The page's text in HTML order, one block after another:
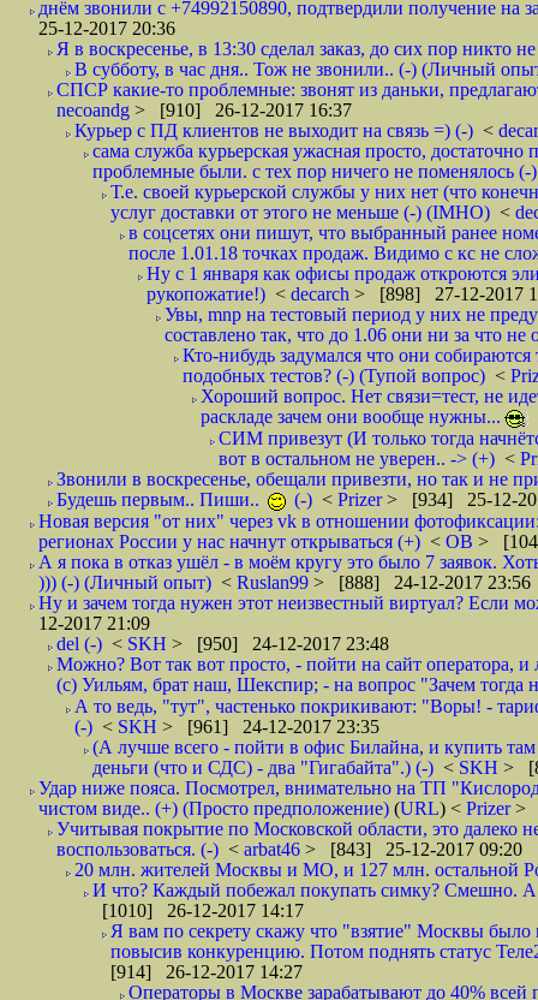
днём звонили с +74992150890, подтвердили получение на
25-12-2017 20:36
Я в воскресенье, в 13:30 сделал заказ, до сих пор никто
В субботу, в час дня.. Тож не звонили.. (-) (Личный
СПСР какие-то проблемные: звонят из даньки,
necoandg > [910] 26-12-2017 16:37
Курьер с ПД клиентов не выходит на связь =) (-) <
сама служба курьерская ужасная просто,
проблемные были. с тех пор ничего не поменялось (-)
Т.е. своей курьерской службы у них нет (что
услуг доставки от этого не меньше (-) (IMHO) <
в соцсетях они пишут, что выбранный ранее
после 1.01.18 точках продаж. Видимо с кс не
Ну с 1 января как офисы продаж откроются
рукопожатие!) < decarch > [898] 27-12-2017
Увы, mnp на тестовый период у них не
составлено так, что до 1.06 они ни за что не
Кто-нибудь задумался что они
подобных тестов? (-) (Тупой вопрос) <
Хороший вопрос. Нет связи=тест, не
раскладе зачем они вообще нужны...
СИМ привезут (И только тогда
вот в остальном не уверен.. -> (+) <
Звонили в воскресенье, обещали привезти, но так и не
Будешь первым.. Пиши..
(-) < Prizer> [934] 25-12-
Новая версия "от них" через vk в отношении
регионах России у нас начнут открываться (+) < ОВ >
А я пока в отказ ушёл - в моём кругу это было 7 заявок.
))) (-) (Личный опыт) < Ruslan99 > [888] 24-12-2017 23:56
Ну и зачем тогда нужен этот неизвестный виртуал? Если
12-2017 21:09
del (-) < SKH > [950] 24-12-2017 23:48
Можно? Вот так вот просто, - пойти на сайт оператора,
(с) Уильям, брат наш, Шекспир; - на вопрос "Зачем тогда
А то ведь, "тут", частенько покрикивают: "Воры! -
(-) < SKH > [961] 24-12-2017 23:35
(А лучше всего - пойти в офис Билайна, и купить
деньги (что и СДС) - два "Гигабайта".) (-) < SKH >
Удар ниже пояса. Посмотрел, внимательно на ТП
чистом виде.. (+) (Просто предположение) (URL) < Prizer>
Учитывая покрытие по Московской области, это далеко
воспользоваться. (-) < arbat46 > [843] 25-12-2017 09:20
20 млн. жителей Москвы и МО, и 127 млн. остальной
И что? Каждый побежал покупать симку? Смешно. А
[1010] 26-12-2017 14:17
Я вам по секрету скажу что "взятие" Москвы
повысив конкуренцию. Потом поднять статус
[914] 26-12-2017 14:27
Операторы в Москве зарабатывают до 40% всей